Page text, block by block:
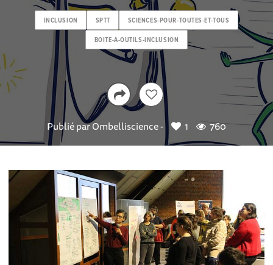
INCLUSION SPTT SCIENCES-POUR-TOUTES-ET-TOUS
BOITE-A-OUTILS-INCLUSION
Publié parOmbelliscience - 1 760